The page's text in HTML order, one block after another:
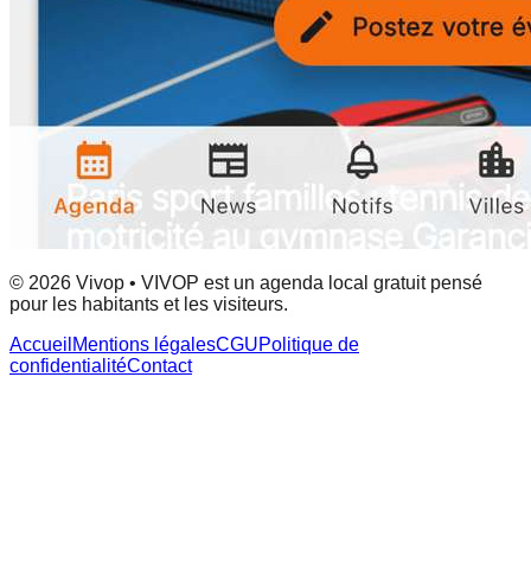
© 2026 Vivop • VIVOP est un agenda local gratuit pensé
pour les habitants et les visiteurs.
Accueil Mentions légalesCGUPolitique de
confidentialitéContact